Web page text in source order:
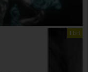
libri